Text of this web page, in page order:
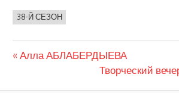
38-Й СЕЗОН
Навигация
Предыдущая
Алла АБЛАБЕРДЫЕВА
Следующая
Творческий